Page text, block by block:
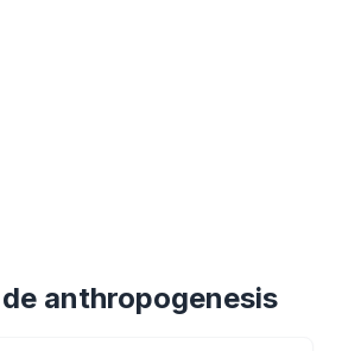
anthropogenesis